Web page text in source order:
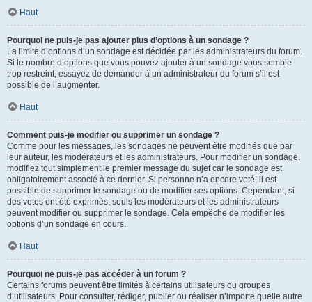
Haut
Pourquoi ne puis-je pas ajouter plus d’options à un sondage ?
La limite d’options d’un sondage est décidée par les administrateurs du forum.
Si le nombre d’options que vous pouvez ajouter à un sondage vous semble
trop restreint, essayez de demander à un administrateur du forum s’il est
possible de l’augmenter.
Haut
Comment puis-je modifier ou supprimer un sondage ?
Comme pour les messages, les sondages ne peuvent être modifiés que par
leur auteur, les modérateurs et les administrateurs. Pour modifier un sondage,
modifiez tout simplement le premier message du sujet car le sondage est
obligatoirement associé à ce dernier. Si personne n’a encore voté, il est
possible de supprimer le sondage ou de modifier ses options. Cependant, si
des votes ont été exprimés, seuls les modérateurs et les administrateurs
peuvent modifier ou supprimer le sondage. Cela empêche de modifier les
options d’un sondage en cours.
Haut
Pourquoi ne puis-je pas accéder à un forum ?
Certains forums peuvent être limités à certains utilisateurs ou groupes
d’utilisateurs. Pour consulter, rédiger, publier ou réaliser n’importe quelle autre